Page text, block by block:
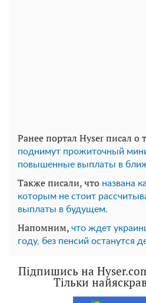
Ранее портал Hyser писал о
поднимут прожиточный
повышенные выплаты в
Также писали, что названа
которым не стоит
выплаты в будущем.
Напомним, что ждет
году, без пенсий останутся
Підпишись на
Тільки